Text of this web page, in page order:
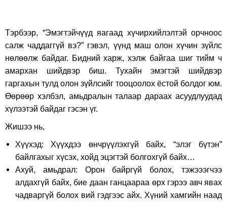
Тэрбээр, “Эмэгтэйчүүд яагаад хүчирхийлэлтэй орчноос
салж чаддаггүй вэ?” гэвэл, үүнд маш олон хүчин зүйлс
нөлөөлж байдаг. Бидний харж, хэлж байгаа шиг тийм ч
амархан шийдвэр биш. Тухайн эмэгтэй шийдвэр
гаргахын тулд олон зүйлсийг тооцоолох ёстой болдог юм.
Өөрөөр хэлбэл, амьдралын талаар дараах асуудлуудад
хүлээтэй байдаг гэсэн үг.
Жишээ нь,
Хүүхэд: Хүүхдээ өнчрүүлэхгүй байх, “элэг бүтэн”
байлгахыг хүсэх, хойд эцэгтэй болгохгүй байх…
Ахуй, амьдрал: Орон байргүй болох, тэжэээгчээ
алдахгүй байх, бие даан ганцаараа өрх гэрээ авч явах
чадваргүй болох вий гэдгээс айх. Хүний хамгийн наад